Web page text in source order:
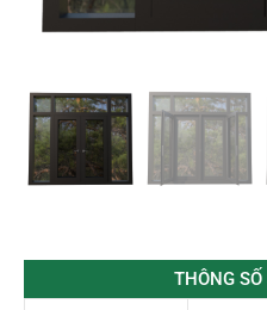
THÔNG